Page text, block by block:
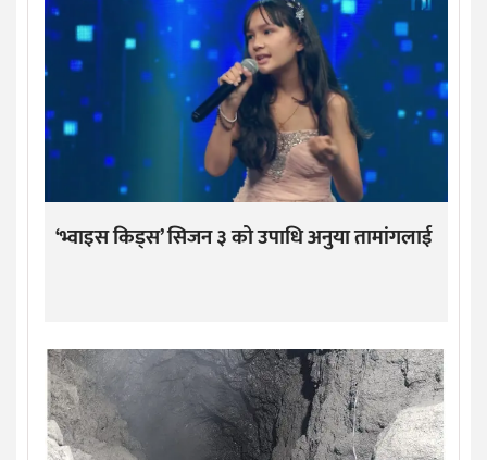
‘भ्वाइस किड्स’ सिजन ३ को उपाधि अनुया तामांगलाई